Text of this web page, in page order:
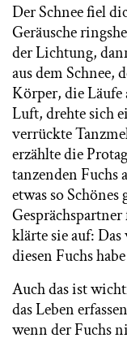
Der Schnee fiel
Geräusche
der Lichtung,
aus dem Schnee,
Körper, die
Luft, drehte sich
verrückte
erzählte die
tanzenden Fuchs
etwas so Schönes
klärte sie auf:
diesen Fuchs
Auch das ist
das Leben
wenn der Fuchs